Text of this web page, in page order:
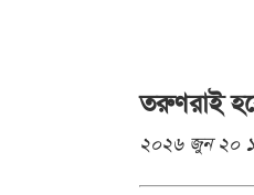
তরুণরাই
২০২৬ জুন ২০